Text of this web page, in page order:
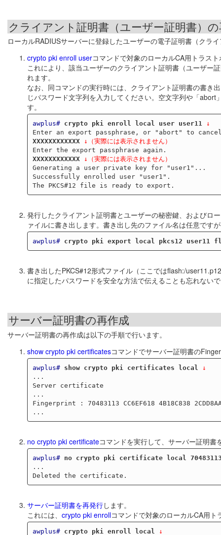
クライアント証明書（ユーザー証明書）
ローカルRADIUSサーバーに登録したユーザーの電子証明書（クラ
crypto pki enroll userコマンドで対象のローカルCA用トラス
これにより、該当ユーザーのクライアント証明書（ユーザー
れます。
なお、同コマンドの実行時には、クライアント証明書の書き
じパスワード文字列を入力してください。空文字列や「
す。
awplus# crypto pki enroll local user user11 ↓
XXXXXXXXXXXX
↓（実際には表示されません）
XXXXXXXXXXXX
↓（実際には表示されません）
Generating a user private key for "user1"...
Successfully enrolled user "user1".
発行したクライアント証明書とユーザーの秘密鍵、およびロ
ァイルに書き出します。書き出し先のファイル名は任意です
awplus# crypto pki export local pkcs12 user11
書き出したPKCS#12形式ファイル（ここではflash:/
に指定したパスワードを安全な方法で伝えることも忘れない
サーバー証明書の再作成
サーバー証明書の再作成は以下の手順で行います。
show crypto pki certificatesコマンドでサーバー証明書の
awplus# show crypto pki certificates local
↓
...
Server certificate
...
Fingerprint : 70483113 CC6EF618 4B18C838
no crypto pki certificateコマンドを実行して、サーバー証明書
awplus#
no crypto pki certificate local 70483113
...
サーバー証明書を再発行します。
これには、 crypto pki enrollコマンドで対象のローカルCA用
awplus# crypto pki enroll local ↓